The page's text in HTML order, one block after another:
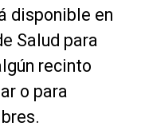
disponible en
Salud para
recinto
o para